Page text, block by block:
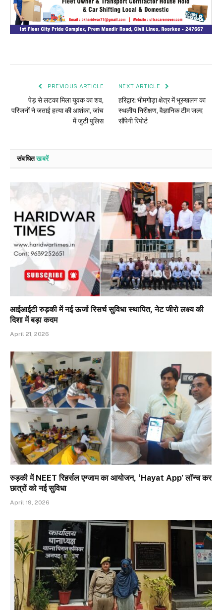
PREVIOUS ARTICLE
पेड़ से लटका मिला युवक का शव,
परिजनों ने जताई हत्या की आशंका, जांच
में जुटी पुलिस
NEXT ARTICLE
हरिद्वार: भीमगोड़ा क्षेत्र में भूस्खलन का
स्थलीय निरीक्षण, वैज्ञानिक टीम जल्द
सौंपेगी रिपोर्ट
संबधितखबरें
आईआईटी रुड़की में नई ऊर्जा रिसर्च सुविधा स्थापित, नेट जीरो लक्ष्य की
दिशा में बड़ा कदम
April 21, 2026
रुड़की में NEET रिहर्सल एग्जाम का आयोजन, ‘Hayat App’ लॉन्च कर
छात्रों को नई सुविधा
April 19, 2026